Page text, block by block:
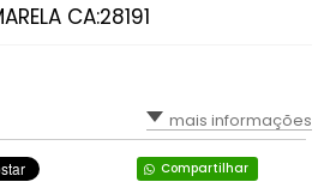
CA:28191
mais informações
Compartilhar